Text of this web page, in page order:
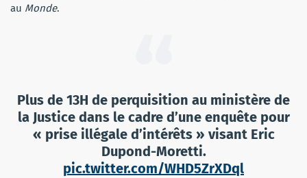
au Monde.
Plus de 13H de perquisition au ministère de
la Justice dans le cadre d’une enquête pour
« prise illégale d’intérêts » visant Eric
Dupond-Moretti.
pic.twitter.com/WHD5ZrXDql